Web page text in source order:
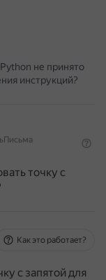
не принято
инструкций?
точку с
Как это работает?
с запятой для